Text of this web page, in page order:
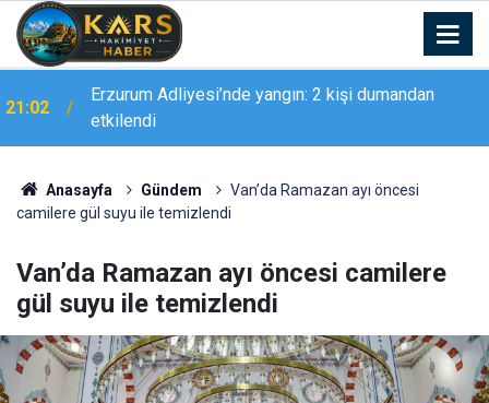
21:02
Erzurum Adliyesi’nde yangın: 2 kişi dumandan
etkilendi
Anasayfa Gündem
Van’da Ramazan ayı öncesi
camilere gül suyu ile temizlendi
Van’da Ramazan ayı öncesi camilere
gül suyu ile temizlendi